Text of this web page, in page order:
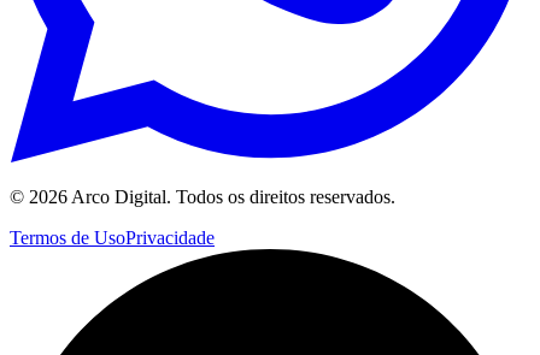
© 2026 Arco Digital. Todos os direitos reservados.
Termos de UsoPrivacidade